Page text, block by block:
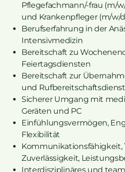
Pflegefachmann/-frau (m/
und Krankenpfleger (m/w/
Berufserfahrung in der
Intensivmedizin
Bereitschaft zu
Feiertagsdiensten
Bereitschaft zur
und
Sicherer Umgang mit
Geräten und PC
Einfühlungsvermögen,
Flexibilität
Kommunikationsfähigkeit,
Zuverlässigkeit,
Interdisziplinäres und